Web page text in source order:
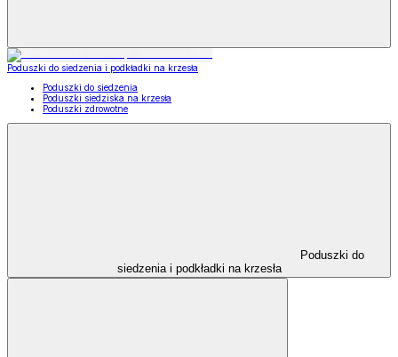
Poduszki do siedzenia i podkładki na krzesła
Poduszki do siedzenia
Poduszki siedziska na krzesła
Poduszki zdrowotne
Poduszki do
siedzenia i podkładki na krzesła